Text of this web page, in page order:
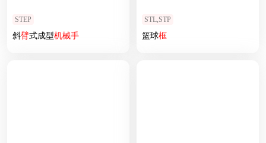
STEP
斜臂式成型机械手
STL,STP
篮球框